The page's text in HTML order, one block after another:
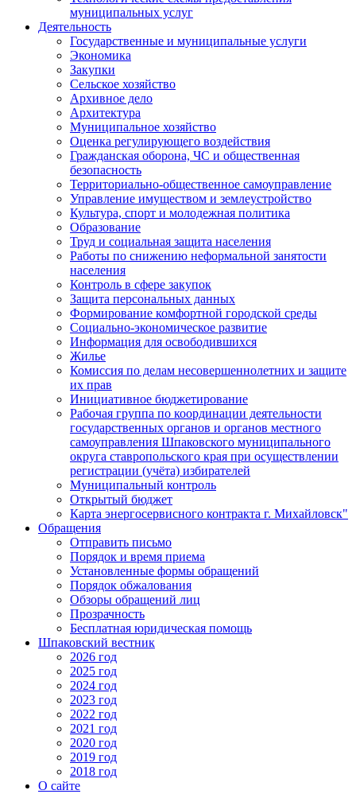
муниципальных услуг
Деятельность
Государственные и муниципальные услуги
Экономика
Закупки
Сельское хозяйство
Архивное дело
Архитектура
Муниципальное хозяйство
Оценка регулирующего воздействия
Гражданская оборона, ЧС и общественная
безопасность
Территориально-общественное самоуправление
Управление имуществом и землеустройство
Культура, спорт и молодежная политика
Образование
Труд и социальная защита населения
Работы по снижению неформальной занятости
населения
Контроль в сфере закупок
Защита персональных данных
Формирование комфортной городской среды
Социально-экономическое развитие
Информация для освободившихся
Жилье
Комиссия по делам несовершеннолетних и защите
их прав
Инициативное бюджетирование
Рабочая группа по координации деятельности
государственных органов и органов местного
самоуправления Шпаковского муниципального
округа ставропольского края при осуществлении
регистрации (учёта) избирателей
Муниципальный контроль
Открытый бюджет
Карта энергосервисного контракта г. Михайловск"
Обращения
Отправить письмо
Порядок и время приема
Установленные формы обращений
Порядок обжалования
Обзоры обращений лиц
Прозрачность
Бесплатная юридическая помощь
Шпаковский вестник
2026 год
2025 год
2024 год
2023 год
2022 год
2021 год
2020 год
2019 год
2018 год
О сайте